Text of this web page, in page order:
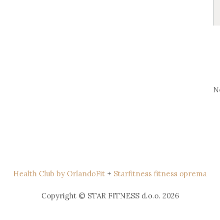
Health Club by OrlandoFit + Starfitness fitness oprema
Copyright © STAR FITNESS d.o.o. 2026